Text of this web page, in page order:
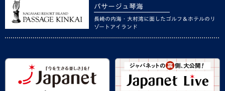
パサージュ琴海
長崎の内海・大村湾に面したゴルフ＆ホテルのリ
ゾートアイランド